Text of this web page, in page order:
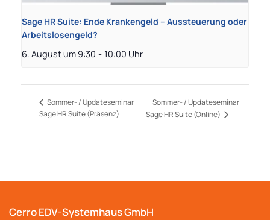
Sage HR Suite: Ende Krankengeld – Aussteuerung oder
Arbeitslosengeld?
6. August um 9:30 - 10:00
Sommer- / Updateseminar
Sage HR Suite (Präsenz)
Sommer- / Updateseminar
Sage HR Suite (Online)
Cerro EDV-Systemhaus GmbH